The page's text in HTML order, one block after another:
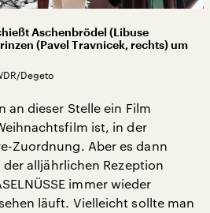
Aschenbrödel (Libuse
(Pavel Travnicek, rechts) um
Degeto
an dieser Stelle ein Film
ist, in der
Zuordnung. Aber es dann
alljährlichen Rezeption
immer wieder
läuft. Vielleicht sollte man